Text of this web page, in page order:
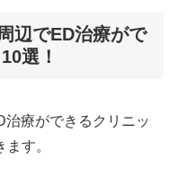
辺でED治療がで
選！
療ができるクリニッ
す。